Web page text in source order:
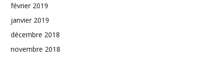
février 2019
janvier 2019
décembre 2018
novembre 2018